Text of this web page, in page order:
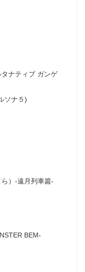
ナティブ ガンゲ
ソナ５)
）-遠月列車篇-
BEM-